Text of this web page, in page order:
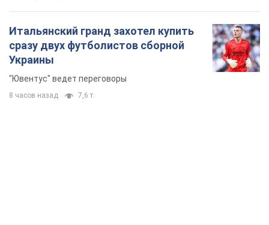
Итальянский гранд захотел купить
сразу двух футболистов сборной
Украины
"Ювентус" ведет переговоры
8 часов назад 7,6 т.